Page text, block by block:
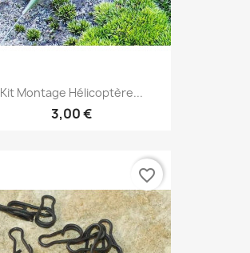
Kit Montage Hélicoptère...
3,00 €
favorite_border